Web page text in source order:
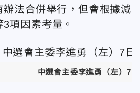
辦法合併舉行，但會根據減
項因素考量。
中選會主委李進勇（左） 7